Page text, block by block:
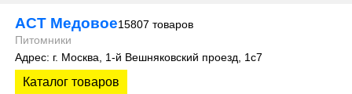
АСТ Медовое15807 товаров
Питомники
Адрес: г. Москва, 1-й Вешняковский проезд, 1с7
Каталог товаров